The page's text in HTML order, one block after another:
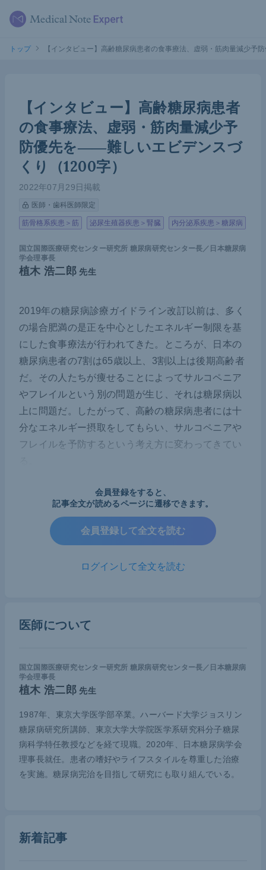
トップ 【インタビュー】高齢糖尿病患者の食事療法、虚弱・筋肉量減少
【インタビュー】高齢糖尿病患者
の食事療法、虚弱・筋肉量減少予
防優先を――難しいエビデンスづ
くり（1200字）
2022年07月29日掲載
医師・歯科医師限定
筋骨格系疾患＞筋 泌尿生殖器疾患＞腎臓 内分泌系疾患＞糖尿病
国立国際医療研究センター研究所 糖尿病研究センター長／日本糖尿病
学会理事長
植木 浩二郎 先生
2019年の糖尿病診療ガイドライン改訂以前は、多く
の場合肥満の是正を中心としたエネルギー制限を基
にした食事療法が行われてきた。ところが、日本の
糖尿病患者の7割は65歳以上、3割以上は後期高齢者
だ。その人たちが痩せることによってサルコペニア
やフレイルという別の問題が生じ、それは糖尿病以
上に問題だ。したがって、高齢の糖尿病患者には十
分なエネルギー摂取をしてもらい、サルコペニアや
フレイルを予防するという考え方に変わってきてい
加えて、高齢者のサルコペニア・フレイル予防には
筋肉を増やす、維持することが必要なので、タンパ
ク質を十分に取る必要がある。一方で、糖尿病性腎
臓病など腎機能に問題がある人もいる。腎症の予防
いいという考え方がある一方、タンパク質の制限で
Tができないため何が本当にいいのかが科学的に立
そのようなわけで、現段階でできることは、中年期
以外の太っていないような患者はエネルギー量を十
分確保したうえで糖質過多を是正するという戦略で
あろう。では両者をどこで線引きし、ギアチェンジ
をするのか。それを一律に決めるのは困難で、個別
い。先に述べたように、RCTができないことに加
え、交絡因子がありすぎて、単に嗜好をみるだけと
会員登録をすると、
記事全文が読めるページに遷移できます。
会員登録して全文を読む
ログインして全文を読む
医師について
国立国際医療研究センター研究所 糖尿病研究センター長／日本糖尿病
学会理事長
植木 浩二郎 先生
1987年、東京大学医学部卒業。ハーバード大学ジョスリン
糖尿病研究所講師、東京大学大学院医学系研究科分子糖尿
病科学特任教授などを経て現職。2020年、日本糖尿病学会
理事長就任。患者の嗜好やライフスタイルを尊重した治療
を実施。糖尿病完治を目指して研究にも取り組んでいる。
新着記事